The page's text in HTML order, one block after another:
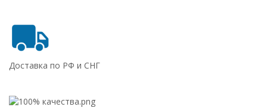
Доставка по РФ и СНГ